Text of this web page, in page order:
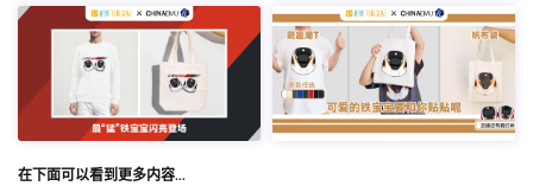
在下面可以看到更多内容…